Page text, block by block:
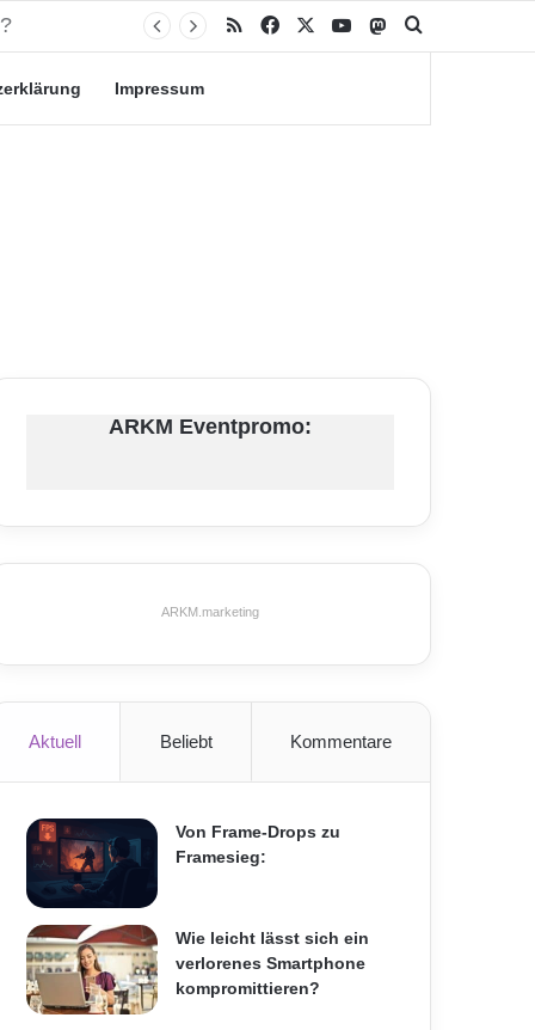
RSS Facebook YouTubeMastodon
Impressum
ARKM Eventpromo:
ARKM.marketing
Aktuell Beliebt Kommentare
Von Frame-Drops zu
Framesieg:
Wie leicht lässt sich ein
verlorenes Smartphone
kompromittieren?